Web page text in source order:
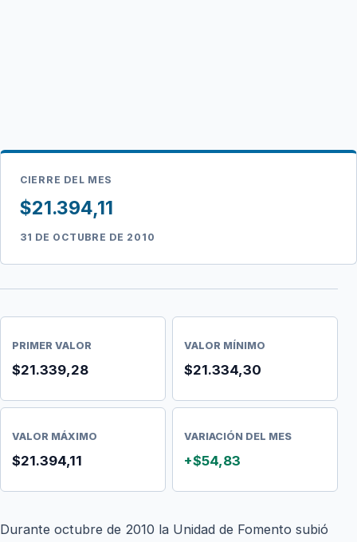
CIERRE DEL MES
$21.394,11
31 DE OCTUBRE DE 2010
PRIMER VALOR
$21.339,28
VALOR MÍNIMO
$21.334,30
VALOR MÁXIMO
$21.394,11
VARIACIÓN DEL MES
+$54,83
Durante octubre de 2010 la Unidad de Fomento subió